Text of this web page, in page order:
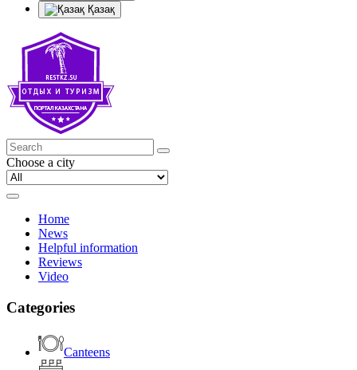
Қазақ
Choose a city
Home
News
Helpful information
Reviews
Video
Categories
Canteens